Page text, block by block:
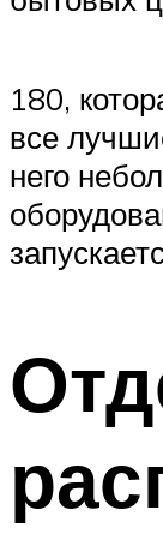
180,
все
него